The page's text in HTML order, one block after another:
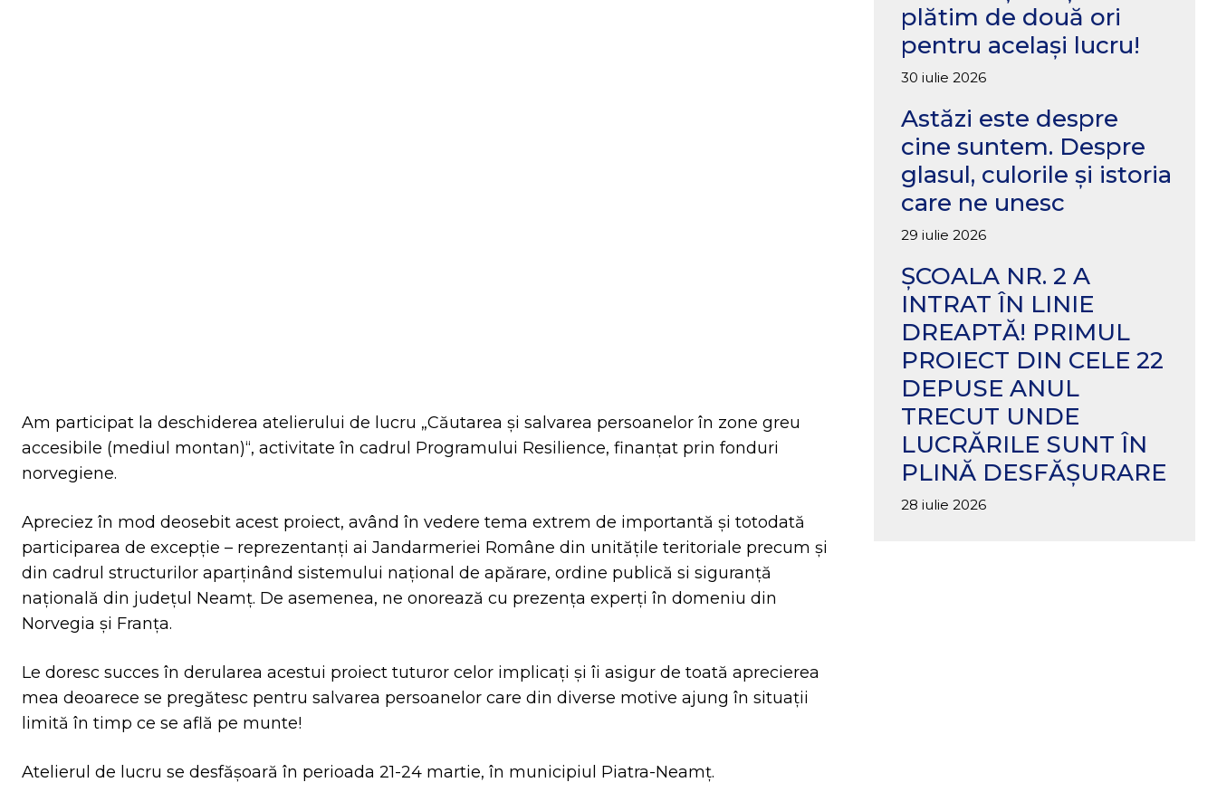
Am participat la deschiderea atelierului de lucru „Căutarea și salvarea persoanelor în zone greu
accesibile (mediul montan)“, activitate în cadrul Programului Resilience, finanțat prin fonduri
norvegiene.
Apreciez în mod deosebit acest proiect, având în vedere tema extrem de importantă și totodată
participarea de excepție – reprezentanți ai Jandarmeriei Române din unitățile teritoriale precum și
din cadrul structurilor aparținând sistemului național de apărare, ordine publică si siguranță
națională din județul Neamț. De asemenea, ne onorează cu prezența experți în domeniu din
Norvegia și Franța.
Le doresc succes în derularea acestui proiect tuturor celor implicați și îi asigur de toată aprecierea
mea deoarece se pregătesc pentru salvarea persoanelor care din diverse motive ajung în situații
limită în timp ce se află pe munte!
Atelierul de lucru se desfășoară în perioada 21-24 martie, în municipiul Piatra-Neamț.
plătim de două ori
pentru același lucru!
30 iulie 2026
Astăzi este despre
cine suntem. Despre
glasul, culorile și istoria
care ne unesc
29 iulie 2026
ȘCOALA NR. 2 A
INTRAT ÎN LINIE
DREAPTĂ! PRIMUL
PROIECT DIN CELE 22
DEPUSE ANUL
TRECUT UNDE
LUCRĂRILE SUNT ÎN
PLINĂ DESFĂȘURARE
28 iulie 2026